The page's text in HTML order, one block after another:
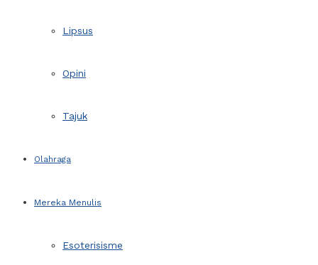
Lipsus
Opini
Tajuk
Olahraga
Mereka Menulis
Esoterisisme